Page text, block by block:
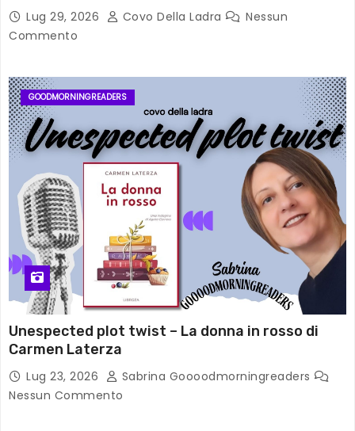
Lug 29, 2026 Covo Della Ladra
Nessun
Commento
GOODMORNINGREADERS
Unespected plot twist – La donna in rosso di
Carmen Laterza
Lug 23, 2026
Sabrina Goooodmorningreaders
Nessun Commento